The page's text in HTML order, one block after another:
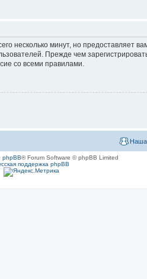
несколько минут, но предоставляет
Прежде чем
со всеми правилами.
Наша
phpBB® Forum Software © phpBB Limited
поддержка phpBB